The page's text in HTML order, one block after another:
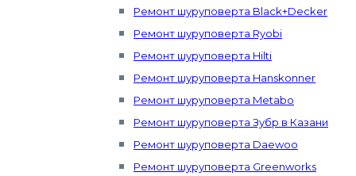
Ремонт шуруповерта Black+Decker
Ремонт шуруповерта Ryobi
Ремонт шуруповерта Hilti
Ремонт шуруповерта Hanskonner
Ремонт шуруповерта Metabo
Ремонт шуруповерта Зубр в Казани
Ремонт шуруповерта Daewoo
Ремонт шуруповерта Greenworks